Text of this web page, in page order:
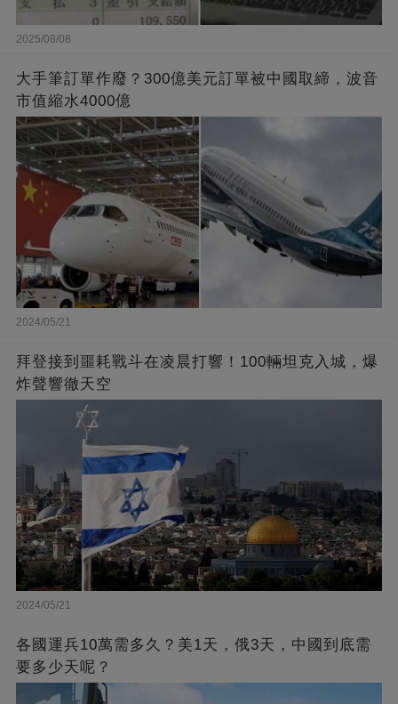
2025/08/08
大手筆訂單作廢？300億美元訂單被中國取締，波音
市值縮水4000億
2024/05/21
拜登接到噩耗戰斗在凌晨打響！100輛坦克入城，爆
炸聲響徹天空
2024/05/21
各國運兵10萬需多久？美1天，俄3天，中國到底需
要多少天呢？